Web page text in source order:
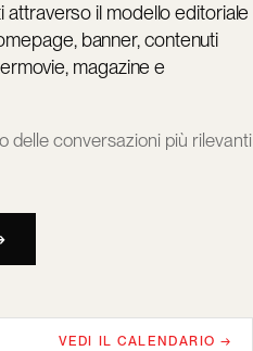
attraverso il modello editoriale
banner, contenuti
magazine e
delle conversazioni più rilevanti
VEDI IL CALENDARIO →